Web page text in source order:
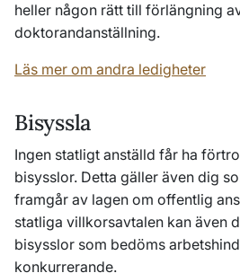
heller någon rätt till förlängning
doktorandanställning.
Läs mer om andra ledigheter
Bisyssla
Ingen statligt anställd får ha
bisysslor. Detta gäller även dig
framgår av lagen om offentlig
statliga villkorsavtalen kan även
bisysslor som bedöms
konkurrerande.